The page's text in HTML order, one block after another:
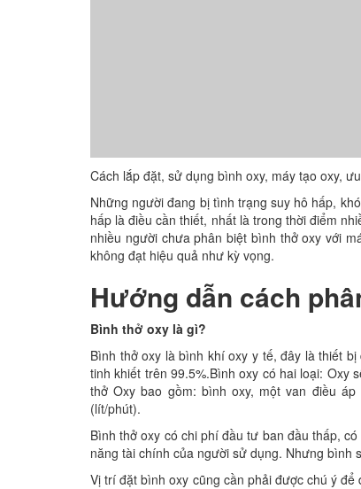
Cách lắp đặt, sử dụng bình oxy, máy tạo oxy,
Những người đang bị tình trạng suy hô hấp,
hấp là điều cần thiết, nhất là trong thời điểm
nhiều người chưa phân biệt bình thở oxy với
không đạt hiệu quả như kỳ vọng.
Hướng dẫn cách
Bình thở oxy là gì?
Bình thở oxy là bình khí oxy y tế, đây là thiết
tinh khiết trên 99.5%.Bình oxy có hai loại:
thở Oxy bao gồm: bình oxy, một van điều
(lít/phút).
Bình thở oxy có chi phí đầu tư ban đầu thấp,
năng tài chính của người sử dụng. Nhưng bình
Vị trí đặt bình oxy cũng cần phải được chú ý